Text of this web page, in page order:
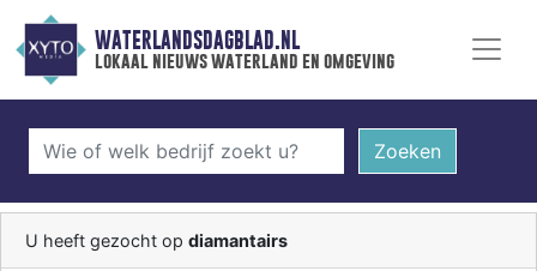
WATERLANDSDAGBLAD.NL
lokaal nieuws waterland en omgeving
Zoeken
U heeft gezocht op diamantairs